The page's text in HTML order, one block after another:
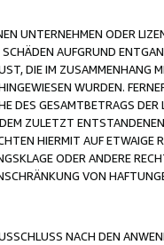
UNTERNEHMEN ODER
AUFGRUND
DIE IM ZUSAMMENHANG
WURDEN.
DES GESAMTBETRAGS
ZULETZT
HIERMIT AUF
ODER ANDERE
VON
NACH DEN